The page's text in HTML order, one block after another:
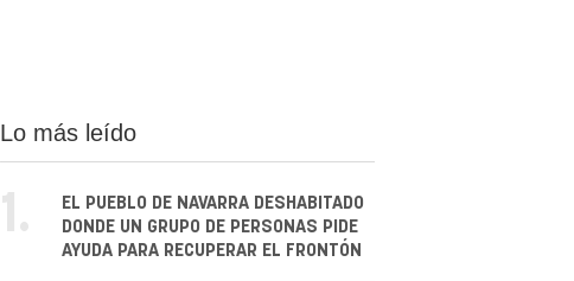
Lo más leído
1.
EL PUEBLO DE NAVARRA DESHABITADO
DONDE UN GRUPO DE PERSONAS PIDE
AYUDA PARA RECUPERAR EL FRONTÓN